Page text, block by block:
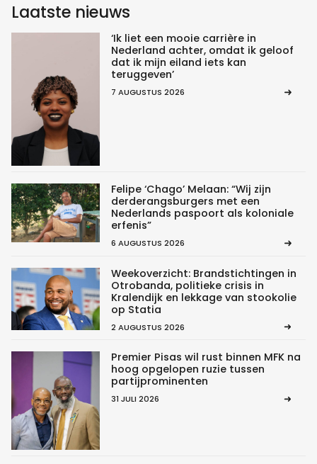
Laatste nieuws
‘Ik liet een mooie carrière in
Nederland achter, omdat ik geloof
dat ik mijn eiland iets kan
teruggeven’
7 AUGUSTUS 2026
Felipe ‘Chago’ Melaan: “Wij zijn
derderangsburgers met een
Nederlands paspoort als koloniale
erfenis”
6 AUGUSTUS 2026
Weekoverzicht: Brandstichtingen in
Otrobanda, politieke crisis in
Kralendijk en lekkage van stookolie
op Statia
2 AUGUSTUS 2026
Premier Pisas wil rust binnen MFK na
hoog opgelopen ruzie tussen
partijprominenten
31 JULI 2026